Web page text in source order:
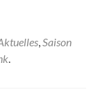
,Saison
.